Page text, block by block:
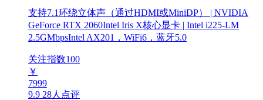
支持7.1环绕立体声（通过HDMI或MiniDP） | NVIDIA
GeForce RTX 2060Intel Iris X核心显卡 | Intel i225-LM
2.5GMbpsIntel AX201，WiFi6，蓝牙5.0
关注指数100
￥
7999
9.9 28人点评